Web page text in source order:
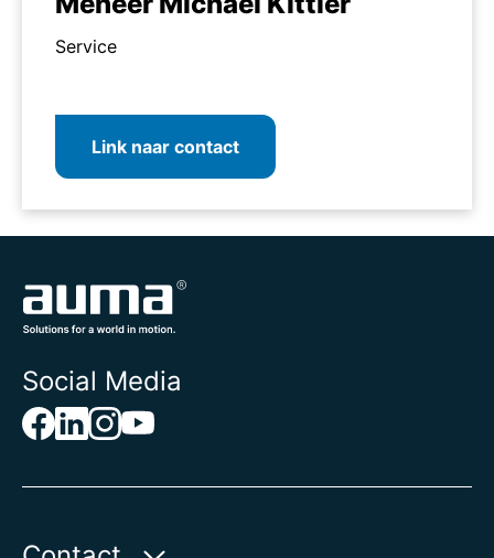
Service
Link naar contact
Social Media